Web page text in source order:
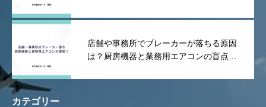
店舗や事務所でブレーカーが落ちる原因
は？厨房機器と業務用エアコンの盲点を
カテゴリー